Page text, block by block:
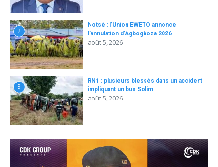
2
Notsè : l’Union EWETO annonce
l’annulation d’Agbogboza 2026
août 5, 2026
3
RN1 : plusieurs blessés dans un accident
impliquant un bus Solim
août 5, 2026